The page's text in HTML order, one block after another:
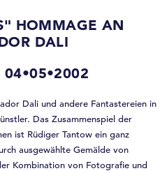
HOMMAGE AN
DALI
04•05•2002
Dali und andere Fantastereien in
Das Zusammenspiel der
ist Rüdiger Tantow ein ganz
ausgewählte Gemälde von
Kombination von Fotografie und